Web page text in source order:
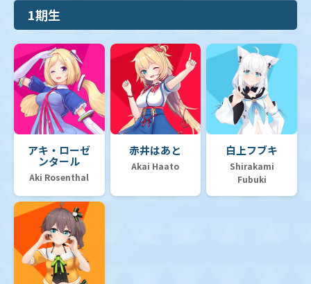
1期生
アキ・ローゼ
ンタール
Aki Rosenthal
赤井はあと
Akai Haato
白上フブキ
Shirakami
Fubuki